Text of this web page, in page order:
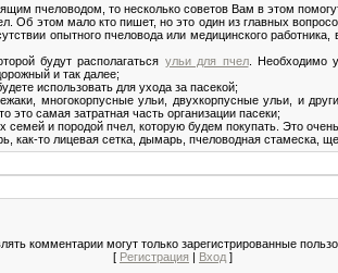
пчеловодом, то несколько советов Вам в этом
Об этом мало кто пишет, но это один из главных
опытного пчеловода или медицинского
будут располагаться ульи для пчел. Необходимо
и так далее;
использовать для ухода за пасекой;
многокорпусные ульи, двухкорпусные ульи, и
это самая затратная часть организации пасеки;
и породой пчел, которую будем покупать. Это
то лицевая сетка, дымарь, пчеловодная стамеска,
комментарии могут только зарегистрированные
[ Регистрация | Вход ]